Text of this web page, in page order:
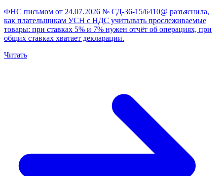
ФНС письмом от 24.07.2026 № СД-36-15/6410@ разъяснила,
как плательщикам УСН с НДС учитывать прослеживаемые
товары: при ставках 5% и 7% нужен отчёт об операциях, при
общих ставках хватает декларации.
Читать